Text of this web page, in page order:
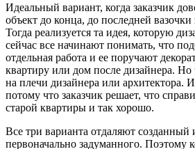
Идеальный вариант, когда заказчик
объект до конца, до последней
Тогда реализуется та идея, которую
сейчас все начинают понимать, что
отдельная работа и ее поручают
квартиру или дом после дизайнера. Но
на плечи дизайнера или архитектора.
потому что заказчик решает, что
старой квартиры и так хорошо.
Все три варианта отдаляют созданный
первоначально задуманного. Поэтому